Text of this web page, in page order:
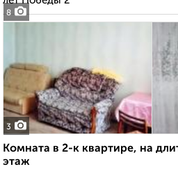
8
3
Комната в 2-к квартире, на
этаж